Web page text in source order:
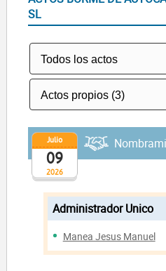
SL
2026
Julio
09
Administrador Unico
Manea Jesus Manuel